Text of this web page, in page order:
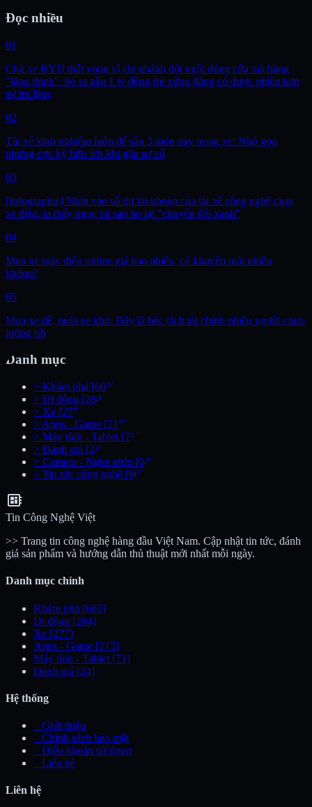
Đọc nhiều
01
Chủ xe BYD thất vọng vì chi nhánh đột ngột đóng cửa mà hãng
"lặng thinh": bỏ ra gần 1 tỷ đồng thì xứng đáng có được nhiều hơn
sự im lặng
02
Tài xế kinh nghiệm luôn để sẵn 3 món này trong xe: Nhỏ gọn
nhưng cực kỳ hữu ích khi gặp sự cố
03
[Infographic] Nhìn vào số dư tài khoản của tài xế công nghệ chạy
xe điện, ta thấy ngay tại sao họ lại "chuyển đổi xanh"
04
Mua xe máy điện online giá bao nhiêu, có khuyến mãi nhiều
không?
05
Mua xe dễ, nuôi xe khó: Đây là bóc tách tài chính nhiều người chưa
lường tới
Danh mục
> Khám phá [603]
> Di động [284]
> Xe [277]
> Apps - Game [215]
> Máy tính - Tablet [71]
> Đánh giá [24]
> Camera - Nghe nhìn [04]
> Tin tức công nghệ [00]
developer_board
Tin Công Nghệ Việt
>> Trang tin công nghệ hàng đầu Việt Nam. Cập nhật tin tức, đánh
giá sản phẩm và hướng dẫn thủ thuật mới nhất mỗi ngày.
Danh mục chính
Khám phá [603]
Di động [284]
Xe [277]
Apps - Game [215]
Máy tính - Tablet [71]
Đánh giá [24]
Hệ thống
Giới thiệu
Chính sách bảo mật
Điều khoản sử dụng
Liên hệ
Liên hệ